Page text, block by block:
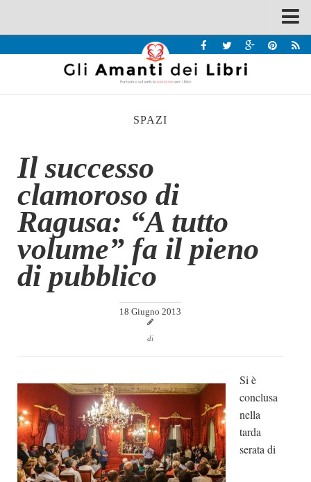
Recensioni
Interviste & Incontri
Chi siamo
Contatti
Eventi
Home
Contatti
Autori
Generi
Case editrici
Partnership
SPAZI
Il successo
clamoroso di
Ragusa: “A tutto
volume” fa il pieno
di pubblico
18 Giugno 2013
di
Si è
conclusa
nella
tarda
serata di